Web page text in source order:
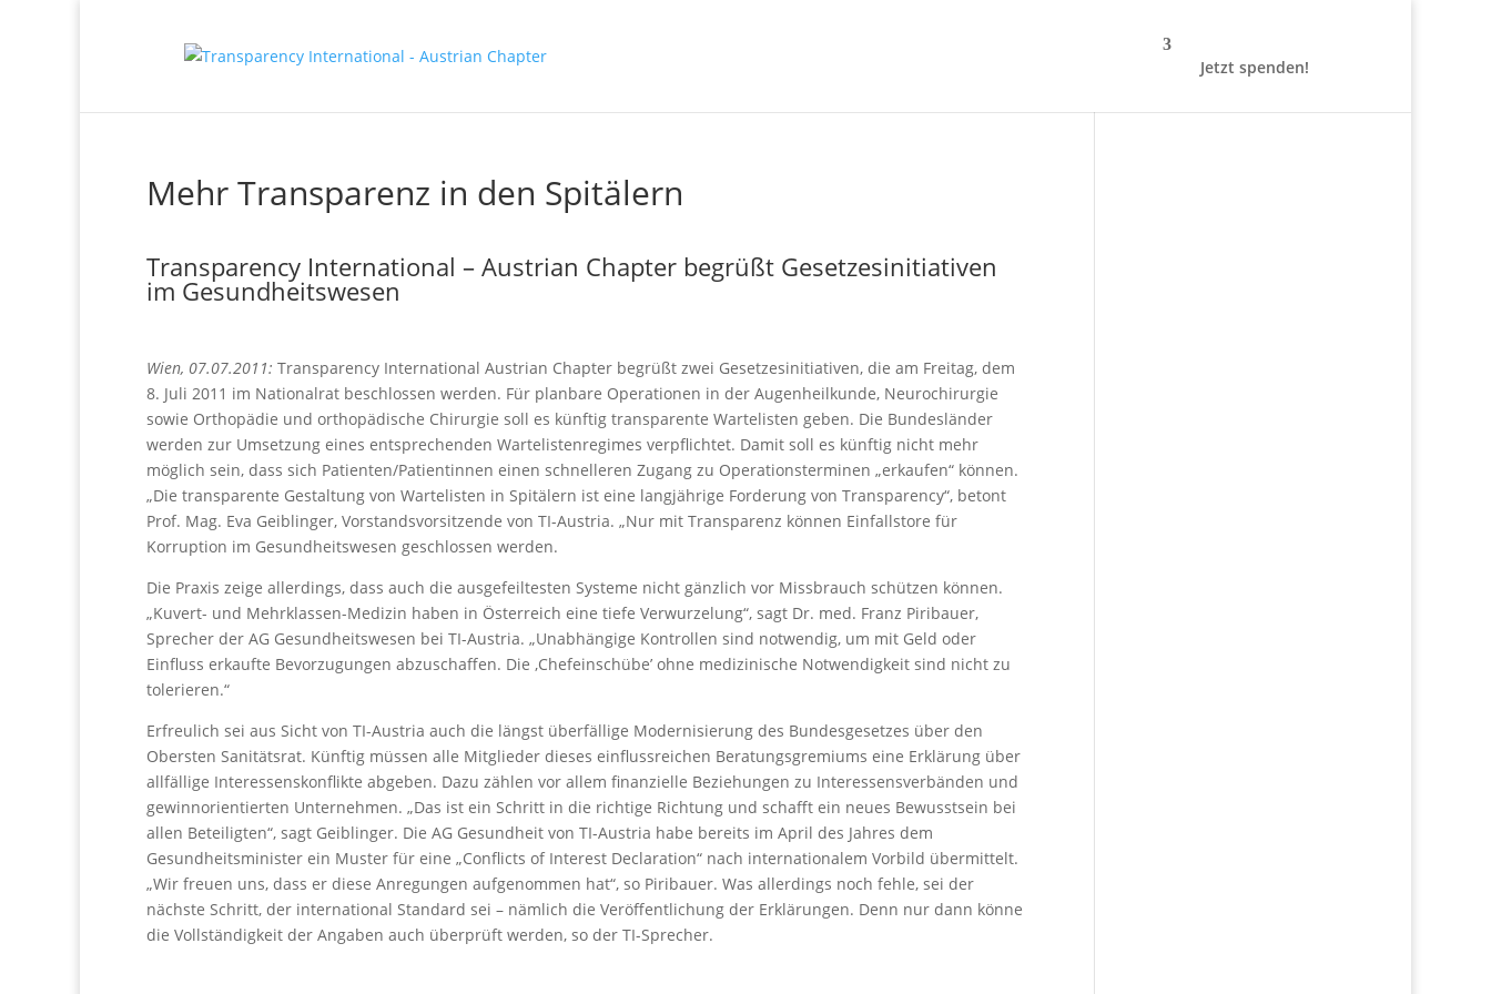
Jetzt spenden!
Mehr Transparenz in den Spitälern
Transparency International – Austrian Chapter begrüßt Gesetzesinitiativen
im Gesundheitswesen
Wien, 07.07.2011: Transparency International Austrian Chapter begrüßt zwei Gesetzesinitiativen, die am Freitag, dem
8. Juli 2011 im Nationalrat beschlossen werden. Für planbare Operationen in der Augenheilkunde, Neurochirurgie
sowie Orthopädie und orthopädische Chirurgie soll es künftig transparente Wartelisten geben. Die Bundesländer
werden zur Umsetzung eines entsprechenden Wartelistenregimes verpflichtet. Damit soll es künftig nicht mehr
möglich sein, dass sich Patienten/Patientinnen einen schnelleren Zugang zu Operationsterminen „erkaufen“ können.
„Die transparente Gestaltung von Wartelisten in Spitälern ist eine langjährige Forderung von Transparency“, betont
Prof. Mag. Eva Geiblinger, Vorstandsvorsitzende von TI-Austria. „Nur mit Transparenz können Einfallstore für
Korruption im Gesundheitswesen geschlossen werden.
Die Praxis zeige allerdings, dass auch die ausgefeiltesten Systeme nicht gänzlich vor Missbrauch schützen können.
„Kuvert- und Mehrklassen-Medizin haben in Österreich eine tiefe Verwurzelung“, sagt Dr. med. Franz Piribauer,
Sprecher der AG Gesundheitswesen bei TI-Austria. „Unabhängige Kontrollen sind notwendig, um mit Geld oder
Einfluss erkaufte Bevorzugungen abzuschaffen. Die ‚Chefeinschübe’ ohne medizinische Notwendigkeit sind nicht zu
tolerieren.“
Erfreulich sei aus Sicht von TI-Austria auch die längst überfällige Modernisierung des Bundesgesetzes über den
Obersten Sanitätsrat. Künftig müssen alle Mitglieder dieses einflussreichen Beratungsgremiums eine Erklärung über
allfällige Interessenskonflikte abgeben. Dazu zählen vor allem finanzielle Beziehungen zu Interessensverbänden und
gewinnorientierten Unternehmen. „Das ist ein Schritt in die richtige Richtung und schafft ein neues Bewusstsein bei
allen Beteiligten“, sagt Geiblinger. Die AG Gesundheit von TI-Austria habe bereits im April des Jahres dem
Gesundheitsminister ein Muster für eine „Conflicts of Interest Declaration“ nach internationalem Vorbild übermittelt.
„Wir freuen uns, dass er diese Anregungen aufgenommen hat“, so Piribauer. Was allerdings noch fehle, sei der
nächste Schritt, der international Standard sei – nämlich die Veröffentlichung der Erklärungen. Denn nur dann könne
die Vollständigkeit der Angaben auch überprüft werden, so der TI-Sprecher.